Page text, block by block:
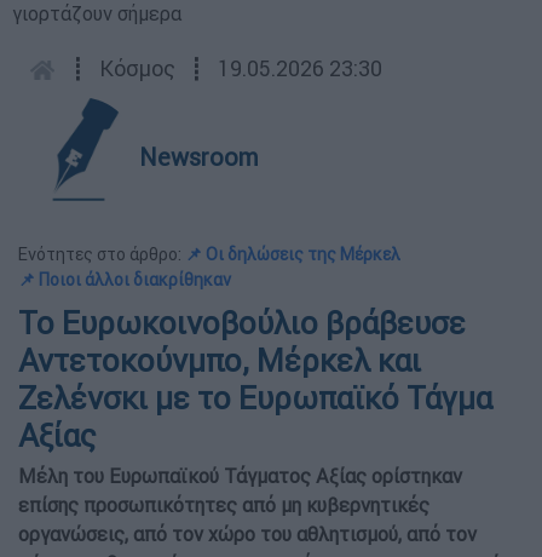
γιορτάζουν σήμερα
┋ Κόσμος ┋ 19.05.2026 23:30
Newsroom
Ενότητες στο άρθρο: 📌 Οι δηλώσεις της Μέρκελ
📌 Ποιοι άλλοι διακρίθηκαν
To Ευρωκοινοβούλιο βράβευσε
Αντετοκούνμπο, Μέρκελ και
Ζελένσκι με το Ευρωπαϊκό Τάγμα
Αξίας
Μέλη του Ευρωπαϊκού Τάγματος Αξίας ορίστηκαν
επίσης προσωπικότητες από μη κυβερνητικές
οργανώσεις, από τον χώρο του αθλητισμού, από τον